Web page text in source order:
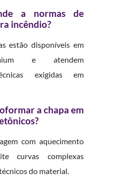
a normas de
incêndio?
estão disponíveis em
e atendem
exigidas em
a chapa em
com aquecimento
curvas complexas
do material.